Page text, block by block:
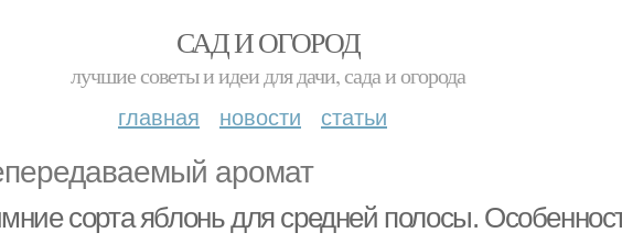
САД И ОГОРОД
лучшие советы и идеи для дачи, сада и огорода
главная новости статьи
аромат
сорта яблонь для средней полосы.